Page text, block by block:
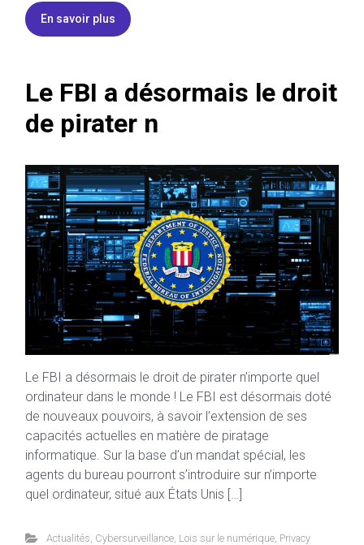
En savoir plus
Le FBI a désormais le droit
de pirater n
Le FBI a désormais le droit de pirater n’importe quel
ordinateur dans le monde ! Le FBI est désormais doté
de nouveaux pouvoirs, à savoir l’extension de ses
capacités actuelles en matière de piratage
informatique. Sur la base d’un mandat spécial, les
agents du bureau pourront s’introduire sur n’importe
quel ordinateur, situé aux États Unis […]
Actualités Cybersurveillance, Lois sur le numérique, Privacy